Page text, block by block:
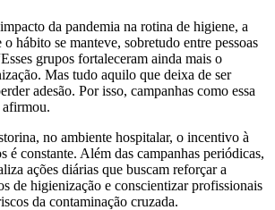
da pandemia na rotina de higiene, a
hábito se manteve, sobretudo entre pessoas
grupos fortaleceram ainda mais o
Mas tudo aquilo que deixa de ser
adesão. Por isso, campanhas como essa
afirmou.
no ambiente hospitalar, o incentivo à
é constante. Além das campanhas periódicas,
ações diárias que buscam reforçar a
de higienização e conscientizar profissionais
da contaminação cruzada.